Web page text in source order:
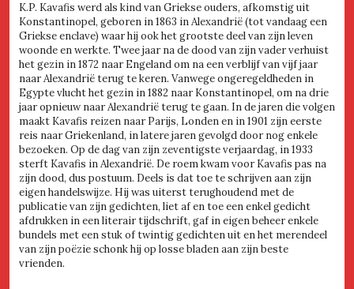
K.P. Kavafis werd als kind van Griekse ouders, afkomstig uit
Konstantinopel, geboren in 1863 in Alexandrië (tot vandaag een
Griekse enclave) waar hij ook het grootste deel van zijn leven
woonde en werkte. Twee jaar na de dood van zijn vader verhuist
het gezin in 1872 naar Engeland om na een verblijf van vijf jaar
naar Alexandrië terug te keren. Vanwege ongeregeldheden in
Egypte vlucht het gezin in 1882 naar Konstantinopel, om na drie
jaar opnieuw naar Alexandrië terug te gaan. In de jaren die volgen
maakt Kavafis reizen naar Parijs, Londen en in 1901 zijn eerste
reis naar Griekenland, in latere jaren gevolgd door nog enkele
bezoeken. Op de dag van zijn zeventigste verjaardag, in 1933
sterft Kavafis in Alexandrië. De roem kwam voor Kavafis pas na
zijn dood, dus postuum. Deels is dat toe te schrijven aan zijn
eigen handelswijze. Hij was uiterst terughoudend met de
publicatie van zijn gedichten, liet af en toe een enkel gedicht
afdrukken in een literair tijdschrift, gaf in eigen beheer enkele
bundels met een stuk of twintig gedichten uit en het merendeel
van zijn poëzie schonk hij op losse bladen aan zijn beste
vrienden.